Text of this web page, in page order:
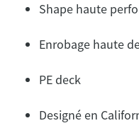
Shape haute
Enrobage haute
PE deck
Designé en